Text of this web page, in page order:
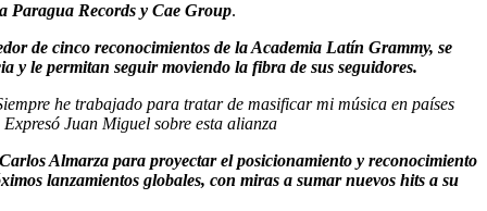
Paragua Records y Cae Group.
de cinco reconocimientos de la Academia Latín Grammy, se
y le permitan seguir moviendo la fibra de sus seguidores.
he trabajado para tratar de masificar mi música en países
Juan Miguel sobre esta alianza
Almarza para proyectar el posicionamiento y reconocimiento
lanzamientos globales, con miras a sumar nuevos hits a su